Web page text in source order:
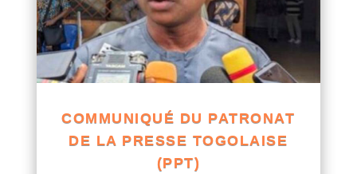
COMMUNIQUÉ DU PATRONAT
DE LA PRESSE TOGOLAISE
(PPT)